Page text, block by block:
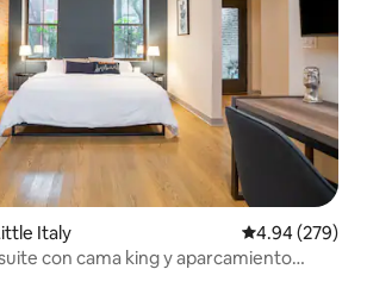
Italy Calificación
4.94 (279)
con cama king y aparcamiento